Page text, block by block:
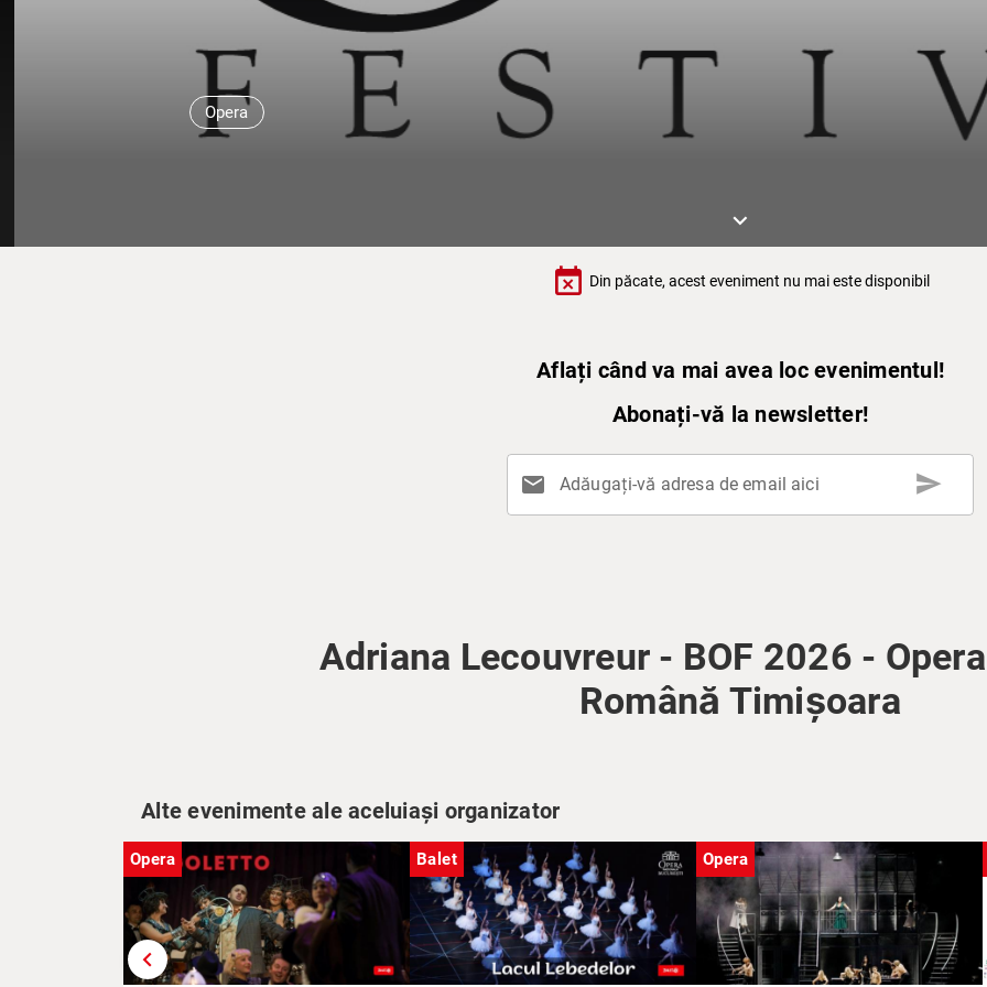
Opera
keyboard_arrow_down
event_busy Din păcate, acest eveniment nu mai este disponibil
Aflați când va mai avea loc evenimentul!
Abonați-vă la newsletter!
mail Adăugați-vă adresa de email aici send
Adriana Lecouvreur - BOF 2026 -
Română Timișoara
Alte evenimente ale aceluiași organizator
chevron_left
Opera Balet Opera